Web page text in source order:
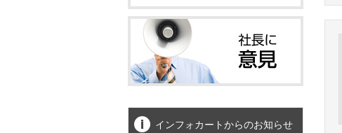
インフォカートからのお知らせ